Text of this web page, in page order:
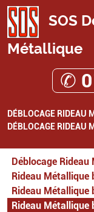
SOS
Métallique
✆
DÉBLOCAGE RIDEAU
DÉBLOCAGE RIDEAU
Déblocage Rideau
Rideau Métallique
Rideau Métallique
Rideau Métallique